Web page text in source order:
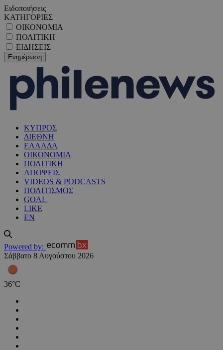
Ειδοποιήσεις
ΚΑΤΗΓΟΡΙΕΣ
ΟΙΚΟΝΟΜΙΑ
ΠΟΛΙΤΙΚΗ
ΕΙΔΗΣΕΙΣ
ΚΥΠΡΟΣ
ΔΙΕΘΝΗ
ΕΛΛΑΔΑ
ΟΙΚΟΝΟΜΙΑ
ΠΟΛΙΤΙΚΗ
ΑΠΟΨΕΙΣ
VIDEOS & PODCASTS
ΠΟΛΙΤΙΣΜΟΣ
GOAL
LIKE
EN
Powered by:
Σάββατο 8 Αυγούστου 2026
36°C